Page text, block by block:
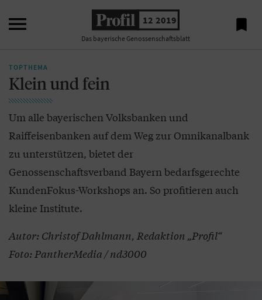
 12 2019
Das bayerische Genossenschaftsblatt

TOPTHEMA
Klein und fein
Um alle bayerischen Volksbanken und
Raiffeisenbanken auf dem Weg zur Omnikanalbank
zu unterstützen, bietet der
Genossenschaftsverband Bayern bedarfsgerechte
KundenFokus-Workshops an. So profitieren auch
kleine Institute.
Autor: Christof Dahlmann, Redaktion „Profil“
Foto: PantherMedia / nd3000